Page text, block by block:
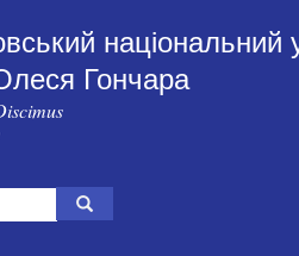
національний
Гончара